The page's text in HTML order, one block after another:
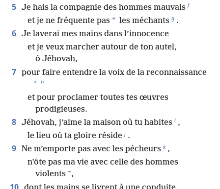
5 Je hais la compagnie des hommes mauvais f
et je ne fréquente pas * les méchants g .
6 Je laverai mes mains dans l’innocence
et je veux marcher autour de ton autel,
ô Jéhovah,
7 pour faire entendre la voix de la reconnaissance
* h
et pour proclamer toutes tes œuvres
prodigieuses.
8 Jéhovah, j’aime la maison où tu habites i ,
le lieu où ta gloire réside j .
9 Ne m’emporte pas avec les pécheurs k ,
n’ôte pas ma vie avec celle des hommes
violents *,